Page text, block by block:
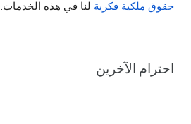
حقوق ملكية فكرية لنا في هذه الخدمات.
احترام الآخرين